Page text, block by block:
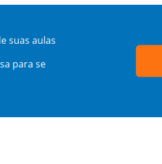
suas aulas
para se